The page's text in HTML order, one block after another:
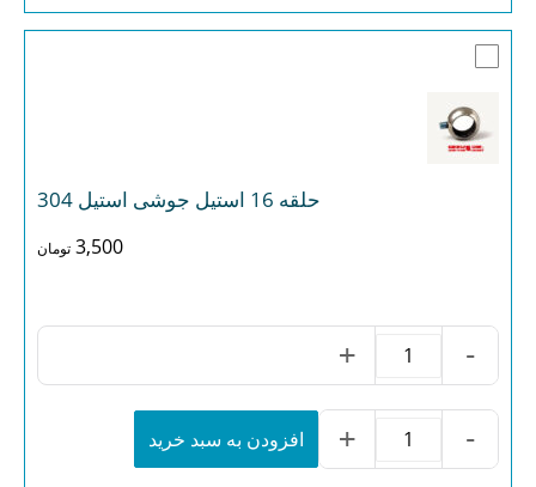
حلقه 16 استیل جوشی استیل 304
3,500 تومان
حلقه
16
استیل
استیل
304
-
+
حلقه
16
-
+ افزودن به سبد خرید